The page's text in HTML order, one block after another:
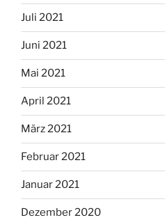
Juli 2021
Juni 2021
Mai 2021
April 2021
März 2021
Februar 2021
Januar 2021
Dezember 2020